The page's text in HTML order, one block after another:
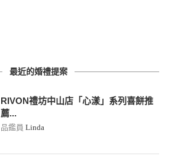
最近的婚禮提案
RIVON禮坊中山店「心漾」系列喜餅推
薦...
品鑑員 Linda